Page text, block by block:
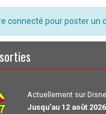
connecté pour poster un
Actuellement sur
Jusqu'au 12 août 2026